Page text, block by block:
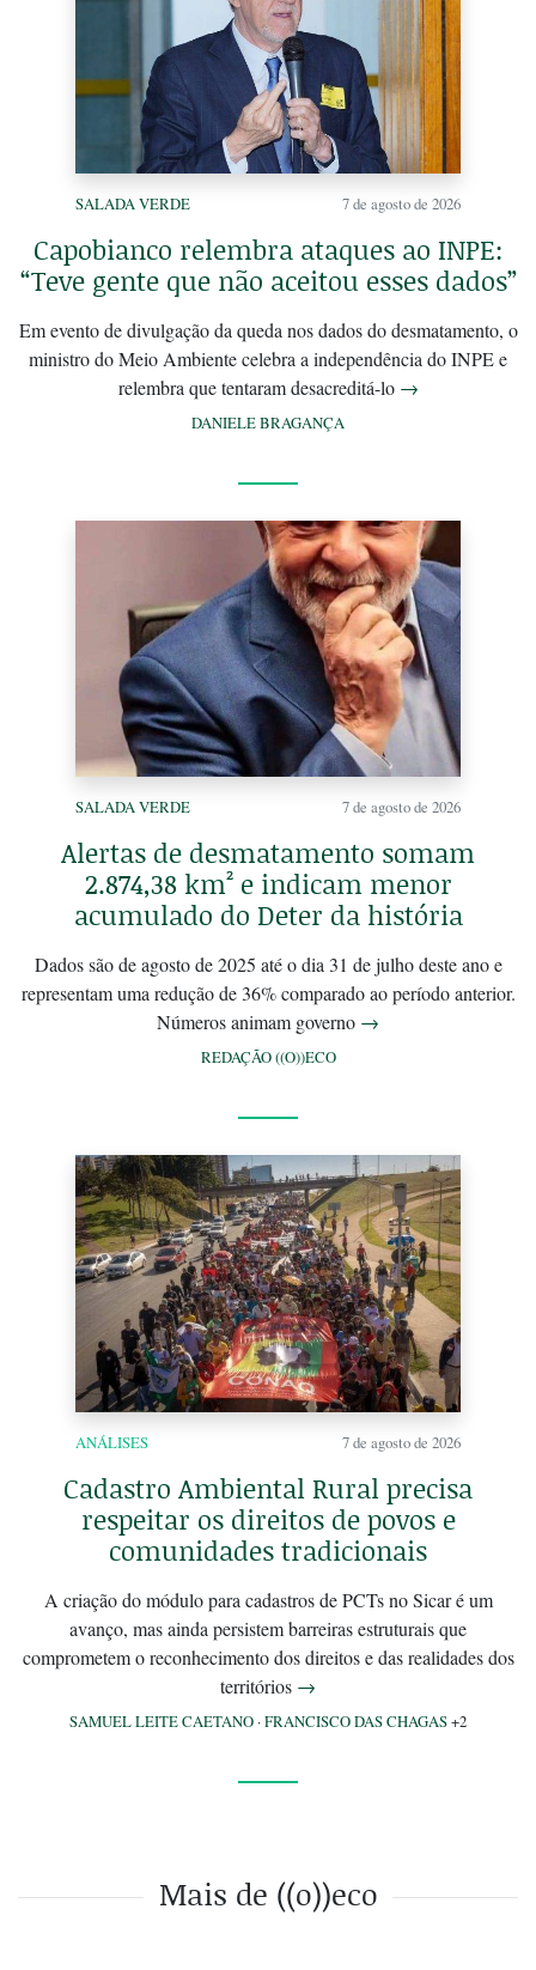
SALADA VERDE 7 de agosto de 2026
Capobianco relembra ataques ao INPE:
“Teve gente que não aceitou esses dados”
Em evento de divulgação da queda nos dados do desmatamento, o
ministro do Meio Ambiente celebra a independência do INPE e
relembra que tentaram desacreditá-lo →
DANIELE BRAGANÇA
SALADA VERDE 7 de agosto de 2026
Alertas de desmatamento somam
2.874,38 km² e indicam menor
acumulado do Deter da história
Dados são de agosto de 2025 até o dia 31 de julho deste ano e
representam uma redução de 36% comparado ao período anterior.
Números animam governo →
REDAÇÃO ((O))ECO
ANÁLISES 7 de agosto de 2026
Cadastro Ambiental Rural precisa
respeitar os direitos de povos e
comunidades tradicionais
A criação do módulo para cadastros de PCTs no Sicar é um
avanço, mas ainda persistem barreiras estruturais que
comprometem o reconhecimento dos direitos e das realidades dos
territórios →
SAMUEL LEITE CAETANO ·FRANCISCO DAS CHAGAS+2
Mais de ((o))eco